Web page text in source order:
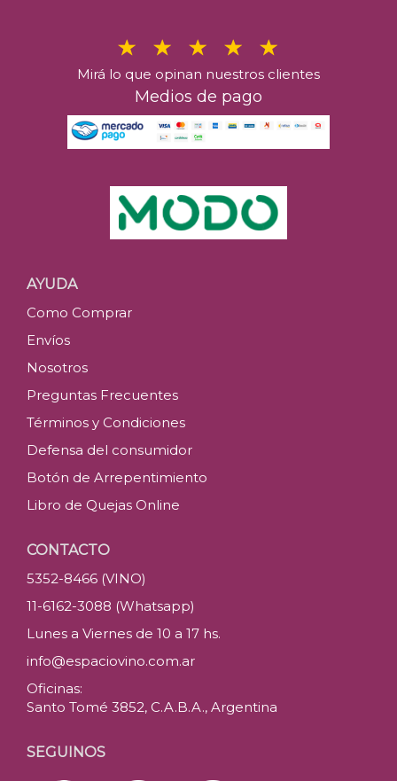
Mirá lo que opinan nuestros clientes
Medios de pago
AYUDA
Como Comprar
Envíos
Nosotros
Preguntas Frecuentes
Términos y Condiciones
Defensa del consumidor
Botón de Arrepentimiento
Libro de Quejas Online
CONTACTO
5352-8466 (VINO)
11-6162-3088 (Whatsapp)
Lunes a Viernes de 10 a 17 hs.
info@espaciovino.com.ar
Oficinas:
Santo Tomé 3852, C.A.B.A., Argentina
SEGUINOS